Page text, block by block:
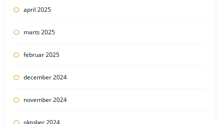
april 2025
marts 2025
februar 2025
december 2024
november 2024
oktober 2024